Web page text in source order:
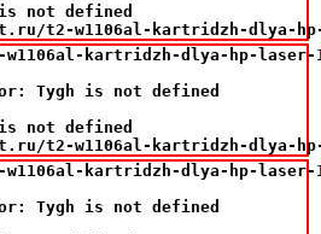
not defined
t2-w1106al-kartridzh-dlya-
kartridzh-dlya-hp-laser-
Tygh is not defined
not defined
t2-w1106al-kartridzh-dlya-
kartridzh-dlya-hp-laser-
Tygh is not defined